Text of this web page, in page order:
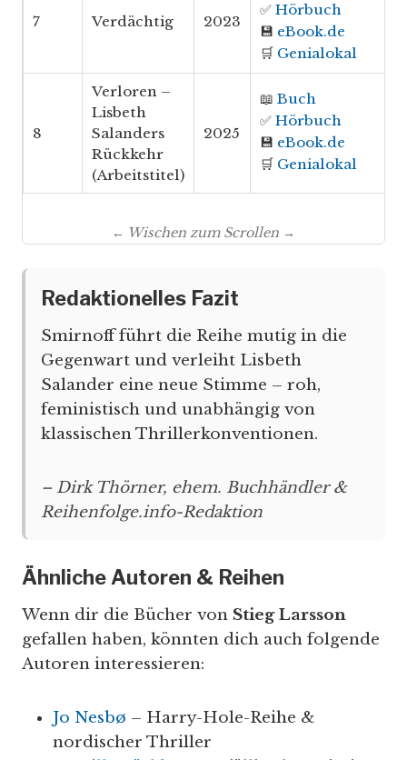
7 Verdächtig 2023
✅ Hörbuch
💾 eBook.de
🛒 Genialokal
8
Verloren –
Lisbeth
Salanders
Rückkehr
(Arbeitstitel)
2025
📖 Buch
✅ Hörbuch
💾 eBook.de
🛒 Genialokal
← Wischen zum Scrollen →
Redaktionelles Fazit
Smirnoff führt die Reihe mutig in die
Gegenwart und verleiht Lisbeth
Salander eine neue Stimme – roh,
feministisch und unabhängig von
klassischen Thrillerkonventionen.
– Dirk Thörner, ehem. Buchhändler &
Reihenfolge.info-Redaktion
Ähnliche Autoren & Reihen
Wenn dir die Bücher von Stieg Larsson
gefallen haben, könnten dich auch folgende
Autoren interessieren:
Jo Nesbø – Harry-Hole-Reihe &
nordischer Thriller